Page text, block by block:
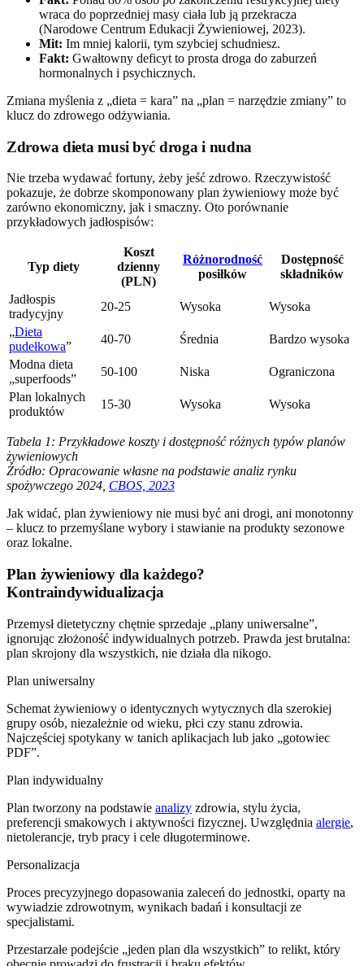
wraca do poprzedniej masy ciała lub ją przekracza
(Narodowe Centrum Edukacji Żywieniowej, 2023).
Mit: Im mniej kalorii, tym szybciej schudniesz.
Fakt: Gwałtowny deficyt to prosta droga do zaburzeń
hormonalnych i psychicznych.
Zmiana myślenia z „dieta = kara” na „plan = narzędzie zmiany” to
klucz do zdrowego odżywiania.
Zdrowa dieta musi być droga i nudna
Nie trzeba wydawać fortuny, żeby jeść zdrowo. Rzeczywistość
pokazuje, że dobrze skomponowany plan żywieniowy może być
zarówno ekonomiczny, jak i smaczny. Oto porównanie
przykładowych jadłospisów:
Typ diety
Koszt
dzienny
(PLN)
Różnorodność
posiłków
Dostępność
składników
Jadłospis
tradycyjny
20-25 Wysoka
Wysoka
„Dieta
pudełkowa”
40-70 Średnia
Bardzo wysoka
Modna dieta
„superfoods”
50-100 Niska
Ograniczona
Plan lokalnych
produktów
15-30 Wysoka Wysoka
Tabela 1: Przykładowe koszty i dostępność różnych typów planów
żywieniowych
Źródło: Opracowanie własne na podstawie analiz rynku
spożywczego 2024, CBOS, 2023
Jak widać, plan żywieniowy nie musi być ani drogi, ani monotonny
– klucz to przemyślane wybory i stawianie na produkty sezonowe
oraz lokalne.
Plan żywieniowy dla każdego?
Kontraindywidualizacja
Przemysł dietetyczny chętnie sprzedaje „plany uniwersalne”,
ignorując złożoność indywidualnych potrzeb. Prawda jest brutalna:
plan skrojony dla wszystkich, nie działa dla nikogo.
Plan uniwersalny
Schemat żywieniowy o identycznych wytycznych dla szerokiej
grupy osób, niezależnie od wieku, płci czy stanu zdrowia.
Najczęściej spotykany w tanich aplikacjach lub jako „gotowiec
PDF”.
Plan indywidualny
Plan tworzony na podstawie analizy zdrowia, stylu życia,
preferencji smakowych i aktywności fizycznej. Uwzględnia alergie,
nietolerancje, tryb pracy i cele długoterminowe.
Personalizacja
Proces precyzyjnego dopasowania zaleceń do jednostki, oparty na
wywiadzie zdrowotnym, wynikach badań i konsultacji ze
specjalistami.
Przestarzałe podejście „jeden plan dla wszystkich” to relikt, który